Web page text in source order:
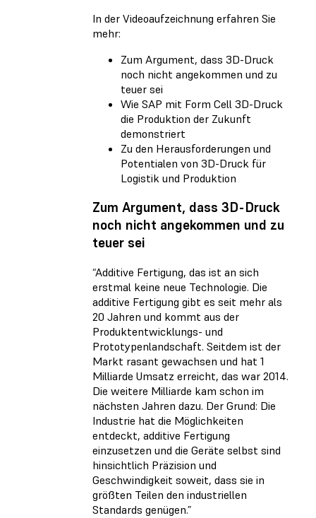
In der Videoaufzeichnung erfahren Sie
mehr:
Zum Argument, dass 3D-Druck
noch nicht angekommen und zu
teuer sei
Wie SAP mit Form Cell 3D-Druck
die Produktion der Zukunft
demonstriert
Zu den Herausforderungen und
Potentialen von 3D-Druck für
Logistik und Produktion
Zum Argument, dass 3D-Druck
noch nicht angekommen und zu
teuer sei
“Additive Fertigung, das ist an sich
erstmal keine neue Technologie. Die
additive Fertigung gibt es seit mehr als
20 Jahren und kommt aus der
Produktentwicklungs- und
Prototypenlandschaft. Seitdem ist der
Markt rasant gewachsen und hat 1
Milliarde Umsatz erreicht, das war 2014.
Die weitere Milliarde kam schon im
nächsten Jahren dazu. Der Grund: Die
Industrie hat die Möglichkeiten
entdeckt, additive Fertigung
einzusetzen und die Geräte selbst sind
hinsichtlich Präzision und
Geschwindigkeit soweit, dass sie in
größten Teilen den industriellen
Standards genügen.”